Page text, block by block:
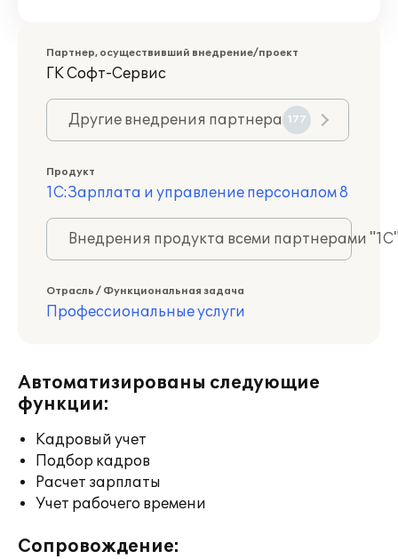
Партнер, осуществивший внедрение/проект
ГK Софт-Сервис
Другие внедрения партнера 177
Продукт
1С:Зарплата и управление персоналом 8
Внедрения продукта всеми партнерами
Отрасль / Функциональная задача
Профессиональные услуги
Автоматизированы следующие
функции:
Кадровый учет
Подбор кадров
Расчет зарплаты
Учет рабочего времени
Сопровождение: